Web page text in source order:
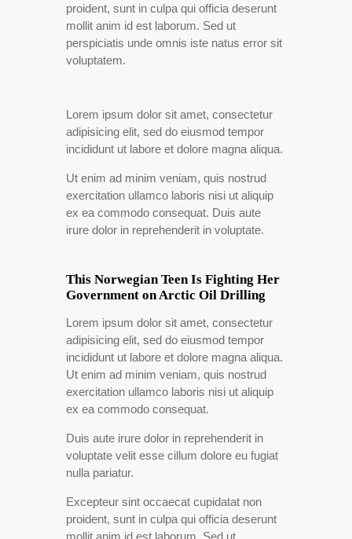
proident, sunt in culpa qui officia deserunt
mollit anim id est laborum. Sed ut
perspiciatis unde omnis iste natus error sit
voluptatem.
Lorem ipsum dolor sit amet, consectetur
adipisicing elit, sed do eiusmod tempor
incididunt ut labore et dolore magna aliqua.
Ut enim ad minim veniam, quis nostrud
exercitation ullamco laboris nisi ut aliquip
ex ea commodo consequat. Duis aute
irure dolor in reprehenderit in voluptate.
This Norwegian Teen Is Fighting Her
Government on Arctic Oil Drilling
Lorem ipsum dolor sit amet, consectetur
adipisicing elit, sed do eiusmod tempor
incididunt ut labore et dolore magna aliqua.
Ut enim ad minim veniam, quis nostrud
exercitation ullamco laboris nisi ut aliquip
ex ea commodo consequat.
Duis aute irure dolor in reprehenderit in
voluptate velit esse cillum dolore eu fugiat
nulla pariatur.
Excepteur sint occaecat cupidatat non
proident, sunt in culpa qui officia deserunt